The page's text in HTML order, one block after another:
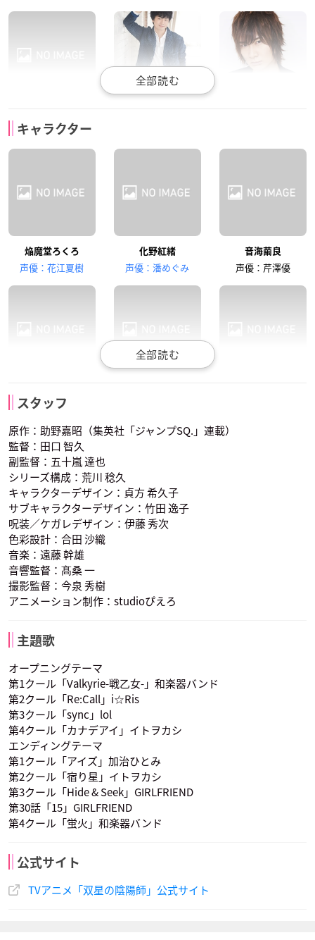
石鏡悠斗
浪川大輔
土御門有馬
諏訪部順一
天若清弦
石川界人
斑鳩士門
キャラクター
焔魔堂ろくろ
声優：花江夏樹
化野紅緒
声優：潘めぐみ
音海繭良
声優：芹澤優
声優：村瀬歩
土御門有馬
声優：浪川大輔
天若清弦
スタッフ
原作：助野嘉昭（集英社「ジャンプSQ.」連載）
監督：田口 智久
副監督：五十嵐 達也
シリーズ構成：荒川 稔久
キャラクターデザイン：貞方 希久子
サブキャラクターデザイン：竹田 逸子
呪装／ケガレデザイン：伊藤 秀次
色彩設計：合田 沙織
音楽：遠藤 幹雄
音響監督：髙桑 一
撮影監督：今泉 秀樹
アニメーション制作：studioぴえろ
主題歌
オープニングテーマ
第1クール「Valkyrie-戦乙女-」和楽器バンド
第2クール「Re:Call」i☆Ris
第3クール「sync」lol
第4クール「カナデアイ」イトヲカシ
エンディングテーマ
第1クール「アイズ」加治ひとみ
第2クール「宿り星」イトヲカシ
第3クール「Hide & Seek」GIRLFRIEND
第30話「15」GIRLFRIEND
第4クール「蛍火」和楽器バンド
公式サイト
TVアニメ「双星の陰陽師」公式サイト